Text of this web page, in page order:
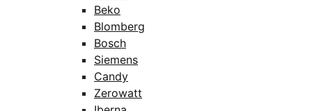
Beko
Blomberg
Bosch
Siemens
Candy
Zerowatt